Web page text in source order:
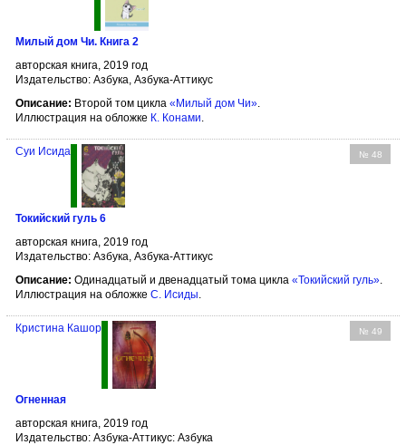
Милый дом Чи. Книга 2
авторская книга, 2019 год
Издательство: Азбука, Азбука-Аттикус
Описание: Второй том цикла «Милый дом Чи».
Иллюстрация на обложке К. Конами.
№ 48
Суи Исида
Токийский гуль 6
авторская книга, 2019 год
Издательство: Азбука, Азбука-Аттикус
Описание: Одинадцатый и двенадцатый тома цикла «Токийский гуль»
Иллюстрация на обложке С. Исиды
№ 49
Кристина Кашор
Огненная
авторская книга, 2019 год
Издательство: Азбука-Аттикус: Азбука